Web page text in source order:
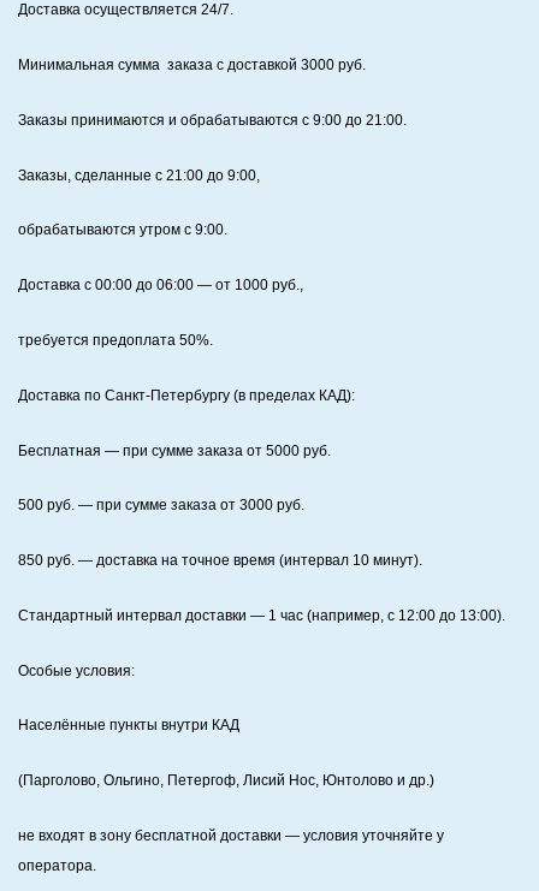
в
цвета
двух
Доставка осуществляется 24/7.
Минимальная сумма заказа с доставкой 3000 руб.
Заказы принимаются и обрабатываются с 9:00 до 21:00.
Заказы, сделанные с 21:00 до 9:00,
обрабатываются утром с 9:00.
Доставка с 00:00 до 06:00 — от 1000 руб.,
требуется предоплата 50%.
Доставка по Санкт‑Петербургу (в пределах КАД):
Бесплатная — при сумме заказа от 5000 руб.
500 руб. — при сумме заказа от 3000 руб.
850 руб. — доставка на точное время (интервал 10 минут).
Стандартный интервал доставки — 1 час (например, с 12:00 до 13:00).
Особые условия:
Населённые пункты внутри КАД
(Парголово, Ольгино, Петергоф, Лисий Нос, Юнтолово и др.)
не входят в зону бесплатной доставки — условия уточняйте у
оператора.